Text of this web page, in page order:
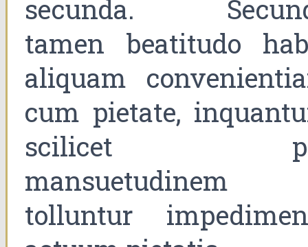
secunda.
tamen beatitudo
aliquam
cum pietate,
scilicet
mansuetudinem
tolluntur